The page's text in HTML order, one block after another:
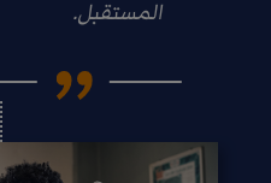
المستقبل.